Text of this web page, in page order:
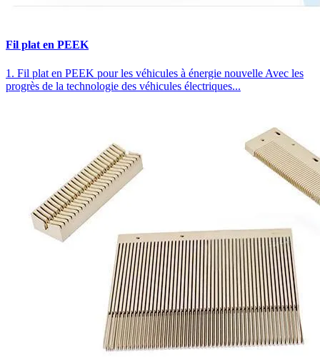
Fil plat en PEEK
1. Fil plat en PEEK pour les véhicules à énergie nouvelle Avec les
progrès de la technologie des véhicules électriques...